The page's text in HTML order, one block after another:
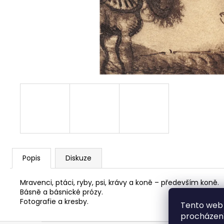
Tento
Popis Diskuze
Mravenci, ptáci, ryby, psi, krávy a koně – především koně.
Básně a básnické prózy.
Fotografie a kresby.